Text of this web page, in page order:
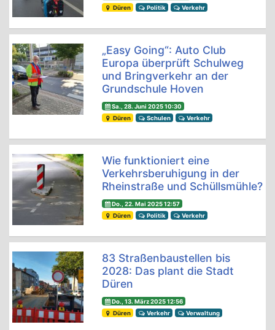
Düren
Politik Verkehr
„Easy Going“: Auto Club
Europa überprüft Schulweg
und Bringverkehr an der
Grundschule Hoven
Sa., 28. Juni 2025 10:30
Düren
Schulen Verkehr
Wie funktioniert eine
Verkehrsberuhigung in der
Rheinstraße und Schüllsmühle?
Do., 22. Mai 2025 12:57
Düren
Politik Verkehr
83 Straßenbaustellen bis
2028: Das plant die Stadt
Düren
Do., 13. März 2025 12:56
Düren
Verkehr Verwaltung